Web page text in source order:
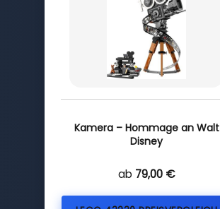
Kamera – Hommage an Walt
Disney
ab 79,00 €